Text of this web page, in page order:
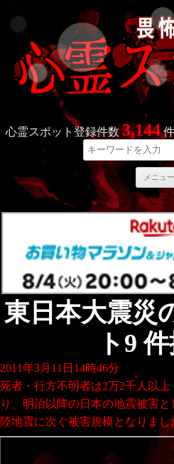
心霊スポット登録件数3,144
メニュー
東日本大震災
ト9
2011年3月11日14時46分
死者・行方不明者は2万2千人以
り、明治以降の日本の地震被害
陸地震に次ぐ被害規模となりまし